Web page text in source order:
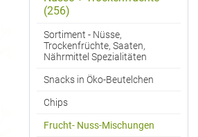
(256)
Sortiment - Nüsse,
Trockenfrüchte, Saaten,
Nährmittel Spezialitäten
Snacks in Öko-Beutelchen
Chips
Frucht- Nuss-Mischungen